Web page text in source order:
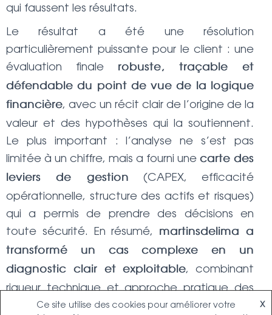
qui faussent les résultats.
Le résultat a été une résolution
particulièrement puissante pour le client : une
évaluation finale
robuste, traçable et
défendable du point de vue de la logique
financière, avec un récit clair de l’origine de la
valeur et des hypothèses qui la soutiennent.
Le plus important : l’analyse ne s’est pas
limitée à un chiffre, mais a fourni une carte des
leviers de gestion
(CAPEX, efficacité
opérationnelle, structure des actifs et risques)
qui a permis de prendre des décisions en
toute sécurité. En résumé,
martinsdelima a
transformé un cas complexe en un
diagnostic clair et exploitable, combinant
rigueur technique et approche pratique des
affaires.Ce site utilise des cookies pour améliorer votre
X